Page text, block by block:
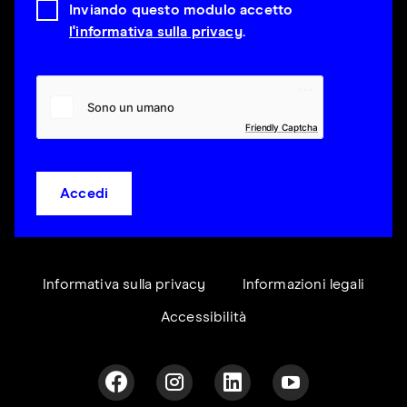
Inviando questo modulo accetto
l'informativa sulla privacy.
Friendly Captcha
Accedi
Informativa sulla privacy Informazioni legali
Accessibilità